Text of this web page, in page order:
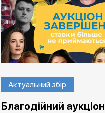
Актуальний збір
Благодійний аукціон